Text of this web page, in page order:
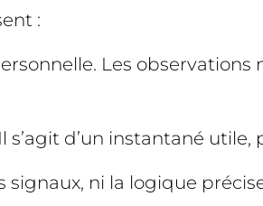
:
Les observations
d’un instantané utile,
ni la logique